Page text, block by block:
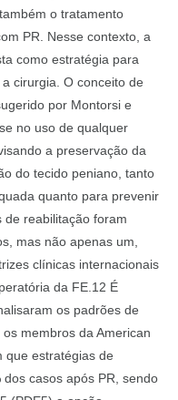
o tratamento
PR. Nesse contexto, a
como estratégia para
cirurgia. O conceito de
por Montorsi e
no uso de qualquer
a preservação da
do tecido peniano, tanto
quanto para prevenir
de reabilitação foram
mas não apenas um,
clínicas internacionais
da FE.12 É
os padrões de
membros da American
que estratégias de
casos após PR, sendo